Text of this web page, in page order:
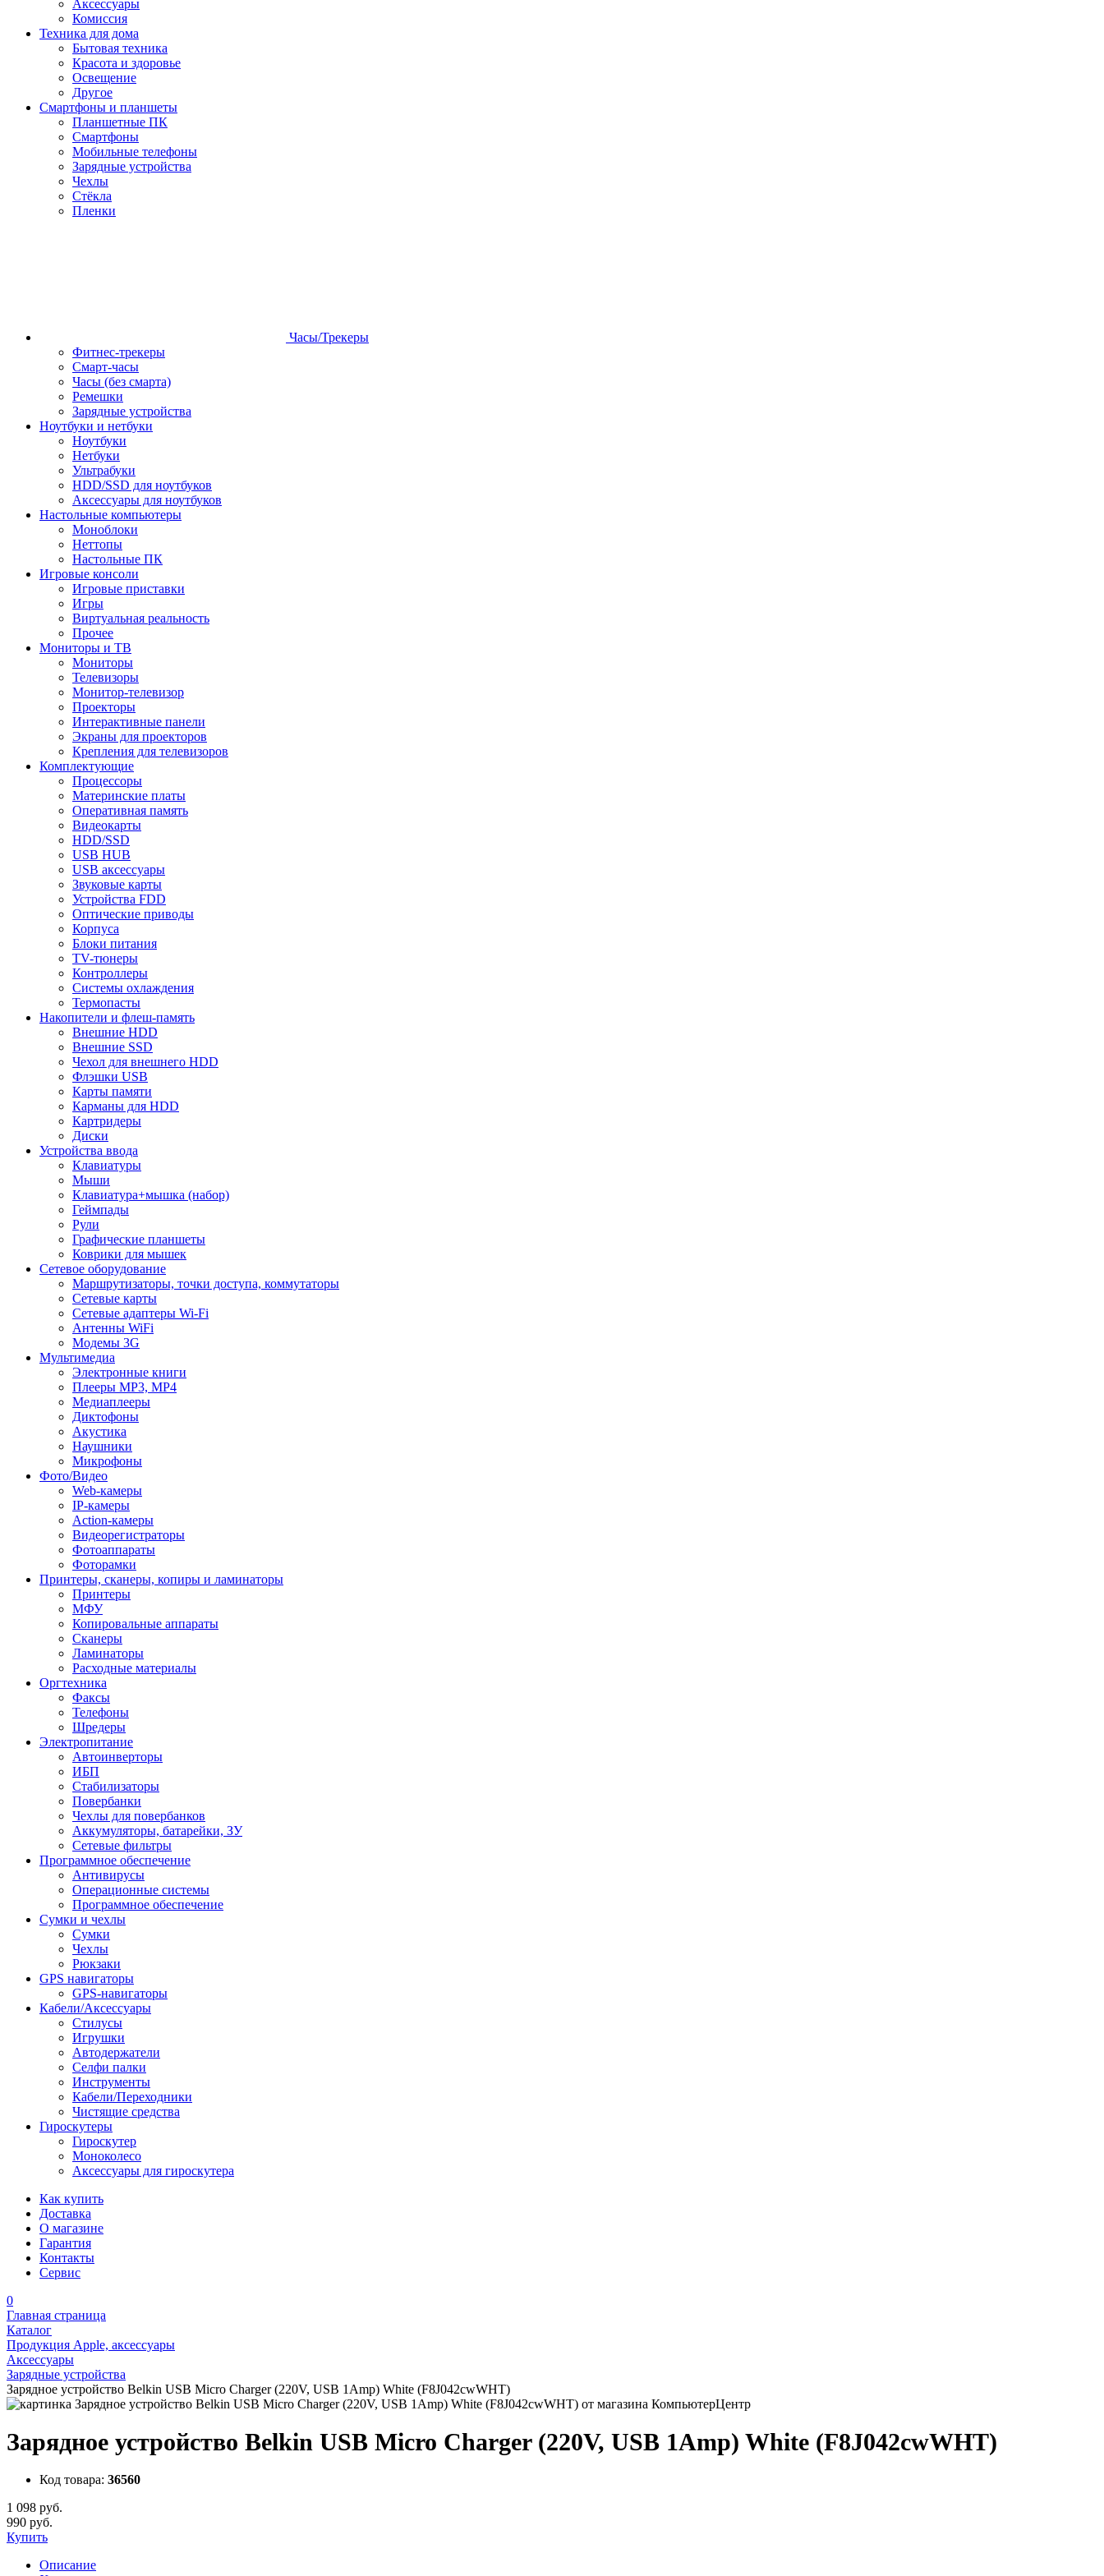
Аксессуары
Комиссия
Техника для дома
Бытовая техника
Красота и здоровье
Освещение
Другое
Смартфоны и планшеты
Планшетные ПК
Смартфоны
Мобильные телефоны
Зарядные устройства
Чехлы
Стёкла
Пленки
Часы/Трекеры
Фитнес-трекеры
Смарт-часы
Часы (без смарта)
Ремешки
Зарядные устройства
Ноутбуки и нетбуки
Ноутбуки
Нетбуки
Ультрабуки
HDD/SSD для ноутбуков
Аксессуары для ноутбуков
Настольные компьютеры
Моноблоки
Неттопы
Настольные ПК
Игровые консоли
Игровые приставки
Игры
Виртуальная реальность
Прочее
Мониторы и ТВ
Мониторы
Телевизоры
Монитор-телевизор
Проекторы
Интерактивные панели
Экраны для проекторов
Крепления для телевизоров
Комплектующие
Процессоры
Материнские платы
Оперативная память
Видеокарты
HDD/SSD
USB HUB
USB аксессуары
Звуковые карты
Устройства FDD
Оптические приводы
Корпуса
Блоки питания
TV-тюнеры
Контроллеры
Системы охлаждения
Термопасты
Накопители и флеш-память
Внешние HDD
Внешние SSD
Чехол для внешнего HDD
Флэшки USB
Карты памяти
Карманы для HDD
Картридеры
Диски
Устройства ввода
Клавиатуры
Мыши
Клавиатура+мышка (набор)
Геймпады
Рули
Графические планшеты
Коврики для мышек
Сетевое оборудование
Маршрутизаторы, точки доступа, коммутаторы
Сетевые карты
Сетевые адаптеры Wi-Fi
Антенны WiFi
Модемы 3G
Мультимедиа
Электронные книги
Плееры MP3, MP4
Медиаплееры
Диктофоны
Акустика
Наушники
Микрофоны
Фото/Видео
Web-камеры
IP-камеры
Action-камеры
Видеорегистраторы
Фотоаппараты
Фоторамки
Принтеры, сканеры, копиры и ламинаторы
Принтеры
МФУ
Копировальные аппараты
Сканеры
Ламинаторы
Расходные материалы
Оргтехника
Факсы
Телефоны
Шредеры
Электропитание
Автоинверторы
ИБП
Стабилизаторы
Повербанки
Чехлы для повербанков
Аккумуляторы, батарейки, ЗУ
Сетевые фильтры
Программное обеспечение
Антивирусы
Операционные системы
Программное обеспечение
Сумки и чехлы
Сумки
Чехлы
Рюкзаки
GPS навигаторы
GPS-навигаторы
Кабели/Аксессуары
Стилусы
Игрушки
Автодержатели
Селфи палки
Инструменты
Кабели/Переходники
Чистящие средства
Гироскутеры
Гироскутер
Моноколесо
Аксессуары для гироскутера
Как купить
Доставка
О магазине
Гарантия
Контакты
Сервис
0
Главная страница
Каталог
Продукция Apple, аксессуары
Аксессуары
Зарядные устройства
Зарядное устройство Belkin USB Micro Charger (220V, USB 1Amp) White (F8J042cwWHT)
Зарядное устройство Belkin USB Micro Charger (220V, USB 1Amp) White (F8J042cwWHT)
Код товара: 36560
1 098 руб.
990 руб.
Купить
Описание